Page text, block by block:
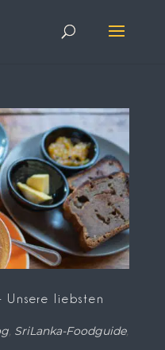
Unsere liebsten
, SriLanka-Foodguide,